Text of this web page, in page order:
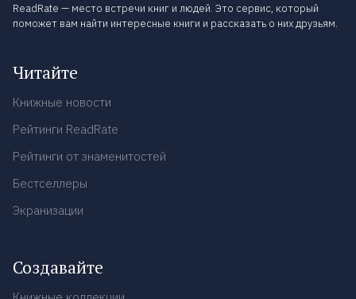
ReadRate — место встречи книг и людей. Это сервис, который
поможет вам найти интересные книги и рассказать о них друзьям.
Читайте
Книжные новости
Рейтинги ReadRate
Рейтинги от знаменитостей
Бестселлеры
Экранизации
Создавайте